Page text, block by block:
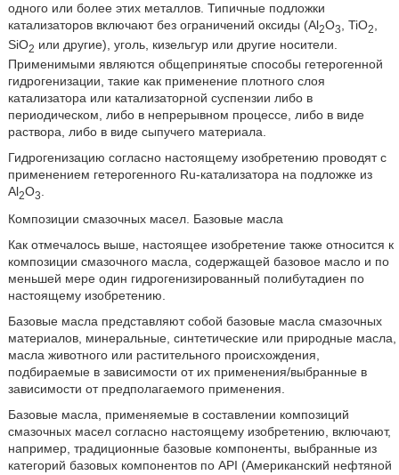
одного или более этих металлов. Типичные подложки
катализаторов включают без ограничений оксиды (Al2O3 , TiO2
SiO2 или другие), уголь, кизельгур или другие носители.
Применимыми являются общепринятые способы гетерогенной
гидрогенизации, такие как применение плотного слоя
катализатора или катализаторной суспензии либо в
периодическом, либо в непрерывном процессе, либо в виде
раствора, либо в виде сыпучего материала.
Гидрогенизацию согласно настоящему изобретению проводят с
применением гетерогенного Ru-катализатора на подложке из
Al2O3
Композиции смазочных масел. Базовые масла
Как отмечалось выше, настоящее изобретение также относится к
композиции смазочного масла, содержащей базовое масло и по
меньшей мере один гидрогенизированный полибутадиен по
настоящему изобретению.
Базовые масла представляют собой базовые масла смазочных
материалов, минеральные, синтетические или природные масла,
масла животного или растительного происхождения,
подбираемые в зависимости от их применения/выбранные в
зависимости от предполагаемого применения.
Базовые масла, применяемые в составлении композиций
смазочных масел согласно настоящему изобретению, включают,
например, традиционные базовые компоненты, выбранные из
категорий базовых компонентов по API (Американский нефтяной